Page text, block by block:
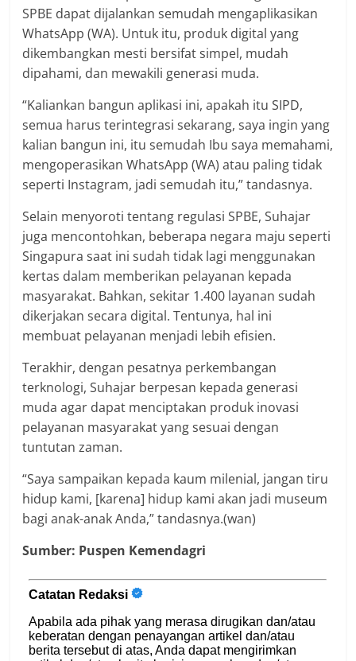
SPBE dapat dijalankan semudah mengaplikasikan
WhatsApp (WA). Untuk itu, produk digital yang
dikembangkan mesti bersifat simpel, mudah
dipahami, dan mewakili generasi muda.
“Kaliankan bangun aplikasi ini, apakah itu SIPD,
semua harus terintegrasi sekarang, saya ingin yang
kalian bangun ini, itu semudah Ibu saya memahami,
mengoperasikan WhatsApp (WA) atau paling tidak
seperti Instagram, jadi semudah itu,” tandasnya.
Selain menyoroti tentang regulasi SPBE, Suhajar
juga mencontohkan, beberapa negara maju seperti
Singapura saat ini sudah tidak lagi menggunakan
kertas dalam memberikan pelayanan kepada
masyarakat. Bahkan, sekitar 1.400 layanan sudah
dikerjakan secara digital. Tentunya, hal ini
membuat pelayanan menjadi lebih efisien.
Terakhir, dengan pesatnya perkembangan
terknologi, Suhajar berpesan kepada generasi
muda agar dapat menciptakan produk inovasi
pelayanan masyarakat yang sesuai dengan
tuntutan zaman.
“Saya sampaikan kepada kaum milenial, jangan tiru
hidup kami, [karena] hidup kami akan jadi museum
bagi anak-anak Anda,” tandasnya.(wan)
Sumber: Puspen Kemendagri